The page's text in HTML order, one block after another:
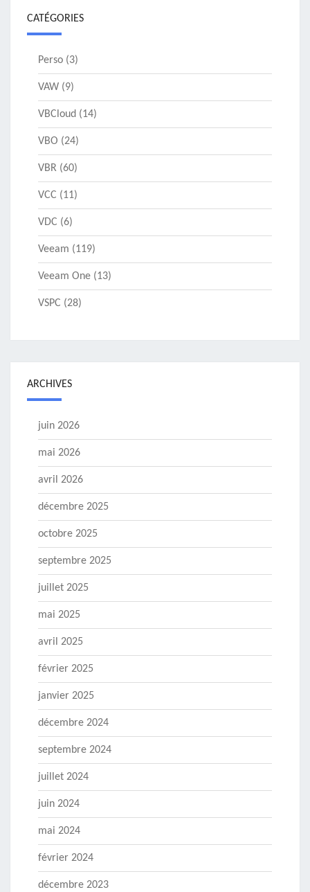
CATÉGORIES
Perso (3)
VAW (9)
VBCloud (14)
VBO (24)
VBR (60)
VCC (11)
VDC (6)
Veeam (119)
Veeam One (13)
VSPC (28)
ARCHIVES
juin 2026
mai 2026
avril 2026
décembre 2025
octobre 2025
septembre 2025
juillet 2025
mai 2025
avril 2025
février 2025
janvier 2025
décembre 2024
septembre 2024
juillet 2024
juin 2024
mai 2024
février 2024
décembre 2023